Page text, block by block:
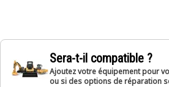
Sera-t-il compatible ?
Ajoutez votre équipement pour
ou si des options de réparation